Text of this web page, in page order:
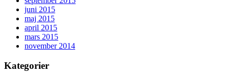
juni 2015
maj 2015
april 2015
mars 2015
november 2014
Kategorier